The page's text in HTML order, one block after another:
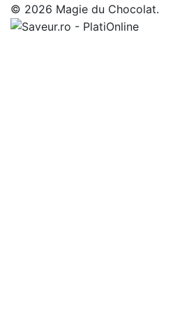
© 2026 Magie du Chocolat.